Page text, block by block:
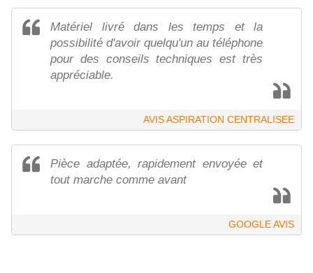
Matériel livré dans les temps et la
possibilité d'avoir quelqu'un au téléphone
pour des conseils techniques est très
appréciable.
AVIS ASPIRATION CENTRALISEE
Pièce adaptée, rapidement envoyée et
tout marche comme avant
GOOGLE AVIS